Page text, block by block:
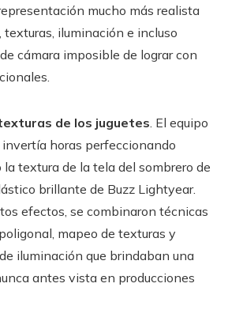
mucho más realista
texturas, iluminación e incluso
cámara imposible de lograr con
de los juguetes . El equipo
horas perfeccionando
textura de la tela del sombrero de
brillante de Buzz Lightyear.
efectos, se combinaron técnicas
mapeo de texturas y
iluminación que brindaban una
antes vista en producciones